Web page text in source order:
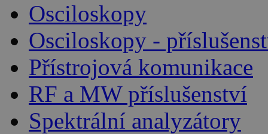
Osciloskopy
Osciloskopy -
Přístrojová komunikace
RF a MW příslušenství
Spektrální analyzátory